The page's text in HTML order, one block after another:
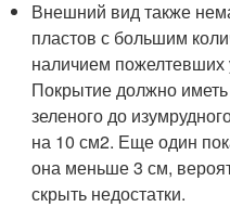
Внешний вид также
пластов с большим
наличием пожелтевших
Покрытие должно
зеленого до
на 10 см2. Еще один
она меньше 3 см,
скрыть недостатки.